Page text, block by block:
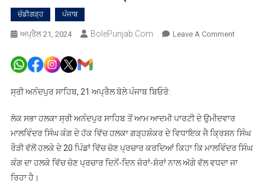
ਚੰਡੀਗੜ੍ਹ ਪੰਜਾਬ
ਅਪ੍ਰੈਲ 21, 2024 BolePunjab.com Leave A CommentOn
ਸਭਾ
ਉਮੀਦਵਾਰ
ਮਾਲਵਿੰਦਰ
ਸ੍ਰੀ ਅਨੰਦਪੁਰ ਸਾਹਿਬ, 21 ਅਪ੍ਰੈਲ ਬੋਲੇ ਪੰਜਾਬ ਬਿਓਰੋ:
ਲੋਕ ਸਭਾ ਹਲਕਾ ਸ੍ਰੀ ਅਨੰਦਪੁਰ ਸਾਹਿਬ ਤੋਂ ਆਮ ਆਦਮੀ ਪਾਰਟੀ ਦੇ ਉਮੀਦਵਾਰ
ਮਾਲਵਿੰਦਰ ਸਿੰਘ ਕੰਗ ਦੇ ਹੱਕ ਵਿੱਚ ਹਲਕਾ ਗੜ੍ਹਸ਼ੰਕਰ ਦੇ ਵਿਧਾਇਕ ਜੈ ਕ੍ਰਿਸ਼ਨ ਸਿੰਘ
ਰੌੜੀ ਵੱਲੋਂ ਹਲਕੇ ਦੇ 20 ਪਿੰਡਾਂ ਵਿੱਚ ਚੋਣ ਪ੍ਰਚਾਰ ਕਰਦਿਆਂ ਕਿਹਾ ਕਿ ਮਾਲਵਿੰਦਰ ਸਿੰਘ
ਕੰਗ ਦਾ ਹਲਕੇ ਵਿੱਚ ਚੋਣ ਪ੍ਰਚਾਰ ਦਿਨੋਂ-ਦਿਨ ਜ਼ੋਰਾਂ-ਸ਼ੋਰਾਂ ਨਾਲ ਅੱਗੇ ਵੱਲ ਵਧਦਾ ਜਾ
ਰਿਹਾ ਹੈ।